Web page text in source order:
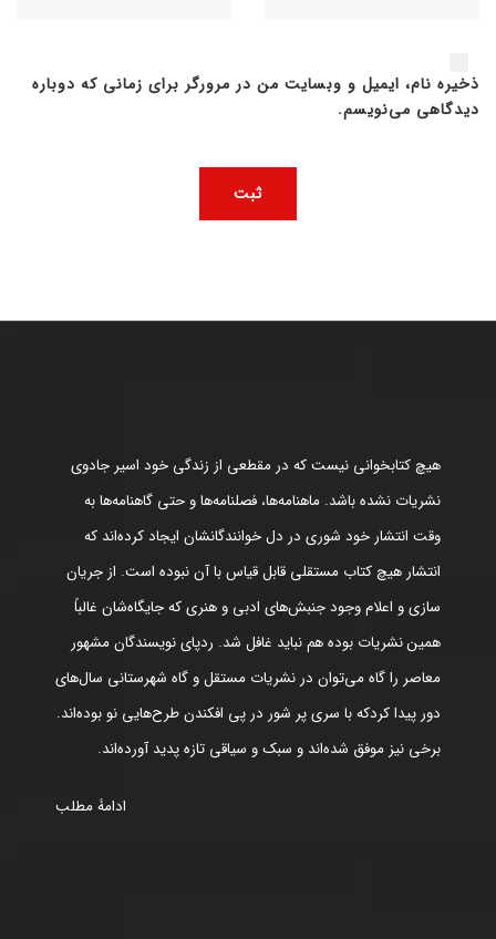
ذخیره نام، ایمیل و وبسایت من در مرورگر برای زمانی که دوباره
دیدگاهی می‌نویسم.
هیچ کتابخوانی نیست که در مقطعی از زندگی خود اسیر جادوی
نشریات نشده باشد. ماهنامه‌ها، فصلنامه‌ها و حتی گاهنامه‌ها به
وقت انتشار خود شوری در دل خوانندگانشان ایجاد کرده‌اند که
انتشار هیچ کتاب مستقلی قابل قیاس با آن نبوده است. از جریان
سازی و اعلام وجود جنبش‌های ادبی و هنری که جایگاه‌شان غالباً
همین نشریات بوده هم نباید غافل شد. ردپای نویسندگان مشهور
معاصر را گاه می‌توان در نشریات مستقل و گاه شهرستانی سال‌های
دور پیدا کردکه با سری پر شور در پی افکندن طرح‌هایی نو بوده‌اند.
برخی نیز موفق شده‌اند و سبک و سیاقی تازه پدید آورده‌اند.
ادامۀ مطلب